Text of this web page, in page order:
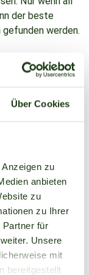
Über Cookies
zu
anbieten
zu
zu Ihrer
Partner für
Unsere
mit
bereitgestellt
der beste
werden.
Anbau
Zum Glück ist
SmartFarm
misst alle
übersetzen
so
immer den
Ernte finden
zu verlieren,